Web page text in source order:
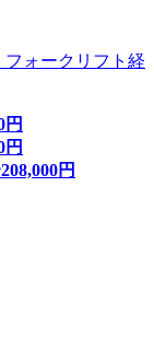
フォークリフト経
円
円
208,000円